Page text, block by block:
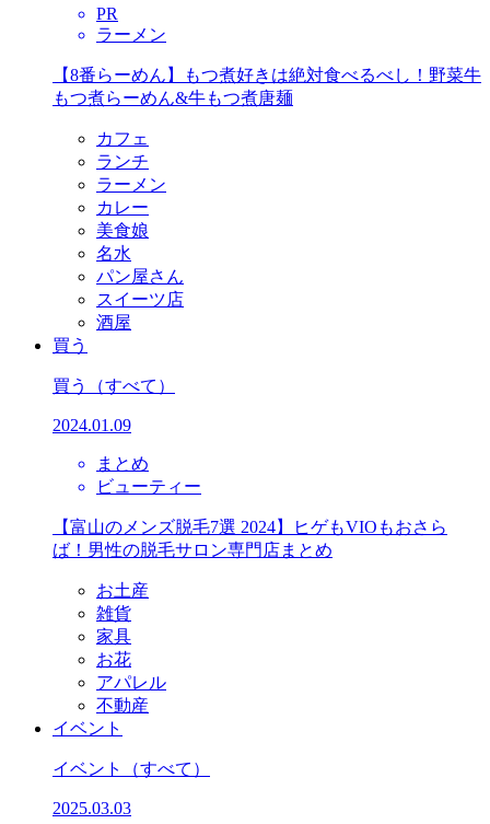
PR
ラーメン
【8番らーめん】もつ煮好きは絶対食べるべし！野菜牛
もつ煮らーめん&牛もつ煮唐麺
カフェ
ランチ
ラーメン
カレー
美食娘
名水
パン屋さん
スイーツ店
酒屋
買う
買う （すべて）
2024.01.09
まとめ
ビューティー
【富山のメンズ脱毛7選 2024】ヒゲもVIOもおさら
ば！男性の脱毛サロン専門店まとめ
お土産
雑貨
家具
お花
アパレル
不動産
イベント
イベント （すべて）
2025.03.03